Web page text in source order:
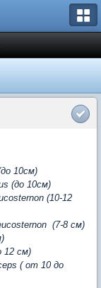
10см)
(до 10см)
(10-12
(7-8 см)
12 см)
( от 10 до